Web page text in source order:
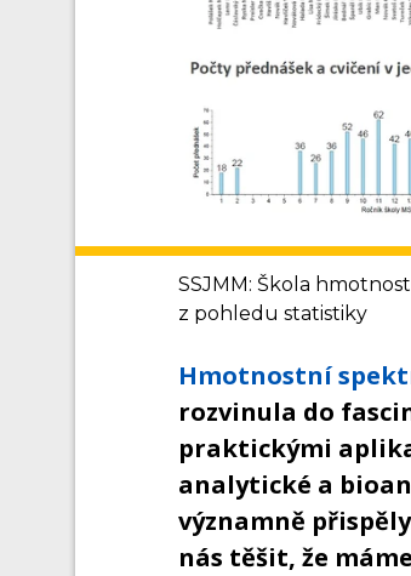
SSJMM: Škola
z pohledu statistiky
Hmotnostní
rozvinula do
praktickými
analytické a
významně přispěly
nás těšit, že